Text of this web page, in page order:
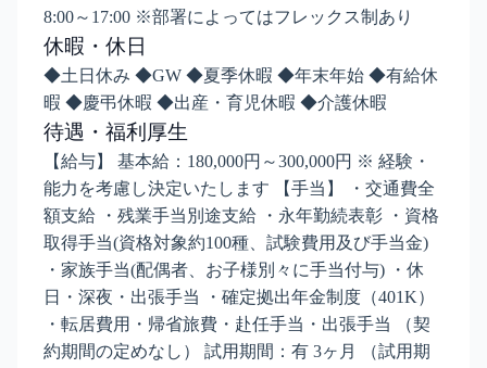
8:00～17:00 ※部署によってはフレックス制あり
休暇・休日
◆土日休み ◆GW ◆夏季休暇 ◆年末年始 ◆有給休
暇 ◆慶弔休暇 ◆出産・育児休暇 ◆介護休暇
待遇・福利厚生
【給与】 基本給：180,000円～300,000円 ※ 経験・
能力を考慮し決定いたします 【手当】 ・交通費全
額支給 ・残業手当別途支給 ・永年勤続表彰 ・資格
取得手当(資格対象約100種、試験費用及び手当金)
・家族手当(配偶者、お子様別々に手当付与) ・休
日・深夜・出張手当 ・確定拠出年金制度（401K）
・転居費用・帰省旅費・赴任手当・出張手当 （契
約期間の定めなし） 試用期間：有 3ヶ月 （試用期